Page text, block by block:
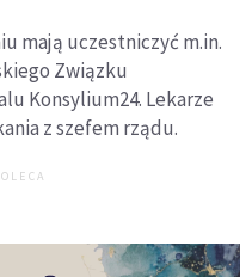
mają uczestniczyć m.in.
Związku
Konsylium24. Lekarze
z szefem rządu.